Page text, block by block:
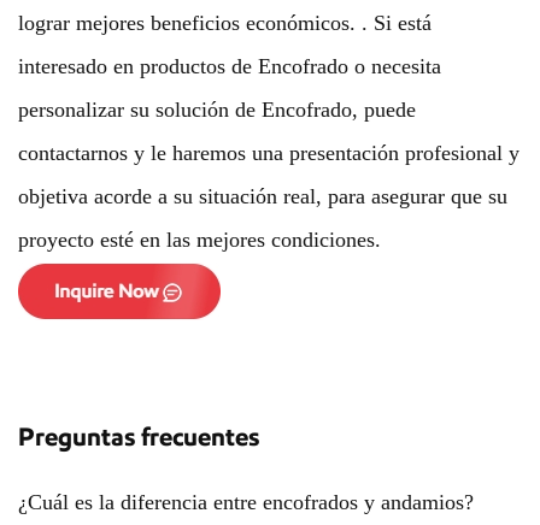
lograr mejores beneficios económicos. . Si está
interesado en productos de Encofrado o necesita
personalizar su solución de Encofrado, puede
contactarnos y le haremos una presentación profesional y
objetiva acorde a su situación real, para asegurar que su
proyecto esté en las mejores condiciones.
Preguntas frecuentes
¿Cuál es la diferencia entre encofrados y andamios?